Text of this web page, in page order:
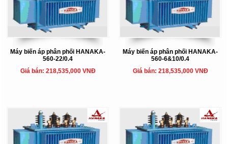
Máy biến áp phân phối HANAKA-
560-22/0.4
Giá bán: 218,535,000 VNĐ
Máy biến áp phân phối HANAKA-
560-6&10/0.4
Giá bán: 218,535,000 VNĐ